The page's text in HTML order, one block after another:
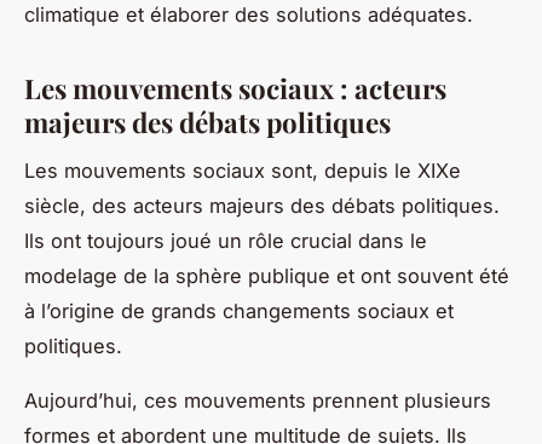
climatique et élaborer des solutions adéquates.
Les mouvements sociaux : acteurs
majeurs des débats politiques
Les mouvements sociaux sont, depuis le XIXe
siècle, des acteurs majeurs des débats politiques.
Ils ont toujours joué un rôle crucial dans le
modelage de la sphère publique et ont souvent été
à l’origine de grands changements sociaux et
politiques.
Aujourd’hui, ces mouvements prennent plusieurs
formes et abordent une multitude de sujets. Ils